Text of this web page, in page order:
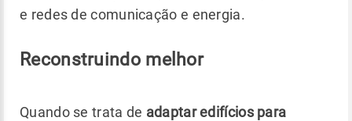
e redes de comunicação e energia.
Reconstruindo melhor
Quando se trata de adaptar edifícios para